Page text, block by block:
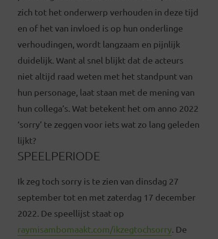
zich tot het onderwerp verhouden in deze tijd
en of het van invloed is op hun onderlinge
verhoudingen, wordt langzaam en pijnlijk
duidelijk. Want al snel blijkt dat de acteurs
niet altijd raad weten met het standpunt van
hun personage, laat staan met de mening van
hun collega’s. Wat betekent het om anno 2022
‘sorry’ te zeggen voor iets wat zo lang geleden
lijkt?
SPEELPERIODE
Ik zeg toch sorry is te zien van dinsdag 27
september tot en met zaterdag 17 december
2022. De speellijst staat op
raymisambomaakt.com/ikzegtochsorry. De